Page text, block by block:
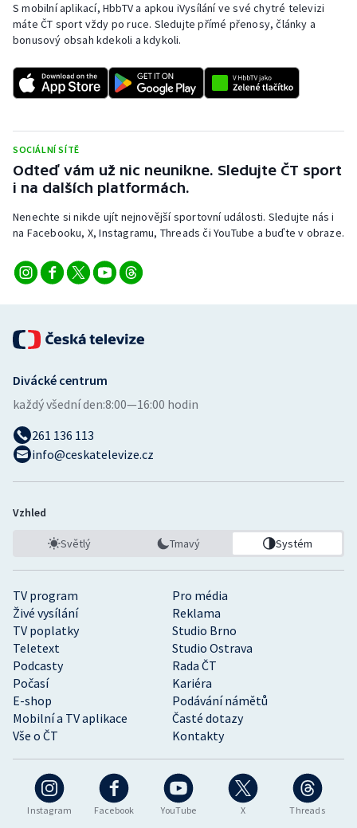
Rychlostní kanoistika
Short track
Sportovní střelba
Triatlon
Vodní slalom
Volejbal
S mobilní aplikací, HbbTV a apkou iVysílání ve své chytré televizi
máte ČT sport vždy po ruce. Sledujte přímé přenosy, články a
bonusový obsah kdekoli a kdykoli.
SOCIÁLNÍ SÍTĚ
Odteď vám už nic neunikne. Sledujte ČT sport
i na dalších platformách.
Nenechte si nikde ujít nejnovější sportovní události. Sledujte nás i
na Facebooku, X, Instagramu, Threads či YouTube a buďte v obraze.
Instagram Facebook YouTube X Threads
TV program
Pro média
Živé vysílání
Reklama
TV poplatky
Studio Brno
Teletext
Studio Ostrava
Podcasty
Rada ČT
Počasí
Kariéra
E-shop
Podávání námětů
Mobilní a TV aplikace
Časté dotazy
Vše o ČT
Kontakty
Divácké centrum
každý všední den:8:00—16:00 hodin
261 136 113
info@ceskatelevize.cz
Vzhled
Světlý Tmavý Systém